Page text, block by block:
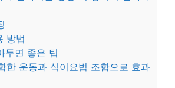
방법
두면 좋은 팁
한 운동과 식이요법 조합으로 효과